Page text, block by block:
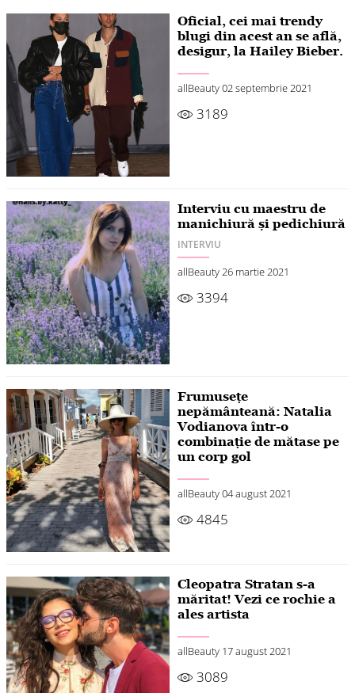
Oficial, cei mai trendy
blugi din acest an se află,
desigur, la Hailey Bieber.
allBeauty02 septembrie 2021
3189
Interviu cu maestru de
manichiură și pedichiură
INTERVIU
allBeauty26 martie 2021
3394
Frumusețe
nepământeană: Natalia
Vodianova într-o
combinație de mătase pe
un corp gol
allBeauty04 august 2021
4845
Cleopatra Stratan s-a
măritat! Vezi ce rochie a
ales artista
allBeauty 17 august 2021
3089